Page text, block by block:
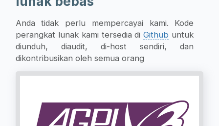
Anda tidak perlu mempercayai kami. Kode
perangkat lunak kami tersedia diGithub untuk
diunduh, diaudit, di-host sendiri, dan
dikontribusikan oleh semua orang